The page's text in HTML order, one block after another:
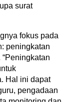
surat
fokus pada
peningkatan
Hal ini dapat
pengadaan